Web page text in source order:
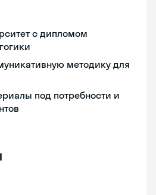
с дипломом
методику для
под потребности и